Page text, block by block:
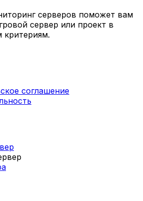
серверов поможет вам
сервер или проект в
соглашение